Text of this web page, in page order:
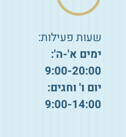
שעות פעילות:
ימים א'-ה':
9:00-20:00
יום ו' וחגים:
9:00-14:00